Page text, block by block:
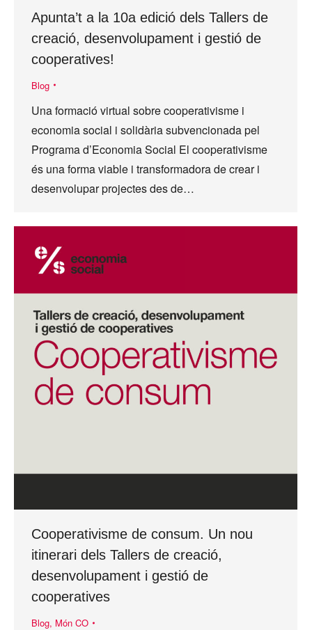
Apunta’t a la 10a edició dels Tallers de
creació, desenvolupament i gestió de
cooperatives!
Blog
Una formació virtual sobre cooperativisme i
economia social i solidària subvencionada pel
Programa d’Economia Social El cooperativisme
és una forma viable i transformadora de crear i
desenvolupar projectes des de…
Cooperativisme de consum. Un nou
itinerari dels Tallers de creació,
desenvolupament i gestió de
cooperatives
Blog, Món CO